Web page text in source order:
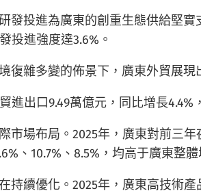
發投進為廣東的創重生態供給堅
投進強度達3.6%。
復雜多變的佈景下，廣東外貿展現
進出口9.49萬億元，同比增長
市場布局。2025年，廣東對前三
、10.7%、8.5%，均高于廣東整
持續優化。2025年，廣東高技術